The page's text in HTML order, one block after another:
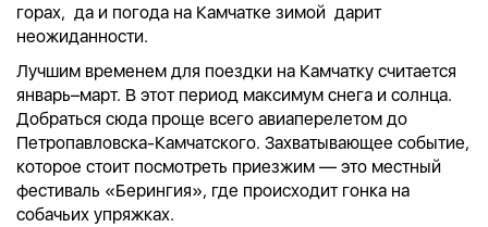
горах, да и погода на Камчатке зимой дарит
неожиданности.
Лучшим временем для поездки на Камчатку считается
январь–март. В этот период максимум снега и солнца.
Добраться сюда проще всего авиаперелетом до
Петропавловска-Камчатского. Захватывающее событие,
которое стоит посмотреть приезжим — это местный
фестиваль «Берингия», где происходит гонка на
собачьих упряжках.